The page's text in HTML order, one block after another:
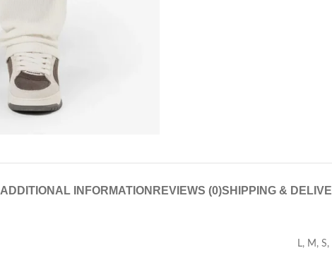
ADDITIONAL INFORMATION REVIEWS (0)SHIPPING &
L, M , S,